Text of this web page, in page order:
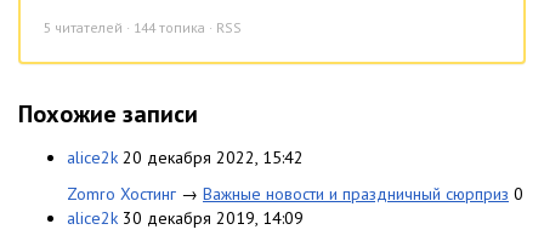
5 читателей · 144 топика · RSS
Похожие записи
alice2k 20 декабря 2022, 15:42
Zomro Хостинг → Важные новости и праздничный сюрприз 0
alice2k 30 декабря 2019, 14:09